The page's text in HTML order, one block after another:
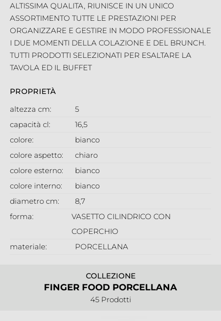
COLLEZIONE
FINGER FOOD PORCELLANA
45 Prodotti
ALTISSIMA QUALITA, RIUNISCE IN UN UNICO
ASSORTIMENTO TUTTE LE PRESTAZIONI PER
ORGANIZZARE E GESTIRE IN MODO PROFESSIONALE
I DUE MOMENTI DELLA COLAZIONE E DEL BRUNCH.
TUTTI PRODOTTI SELEZIONATI PER ESALTARE LA
TAVOLA ED IL BUFFET
PROPRIETÀ
altezza cm:
5
capacità cl:
16,5
colore:
bianco
colore aspetto:
chiaro
colore esterno:
bianco
colore interno:
bianco
diametro cm:
8,7
forma:
VASETTO CILINDRICO CON
COPERCHIO
materiale:
PORCELLANA